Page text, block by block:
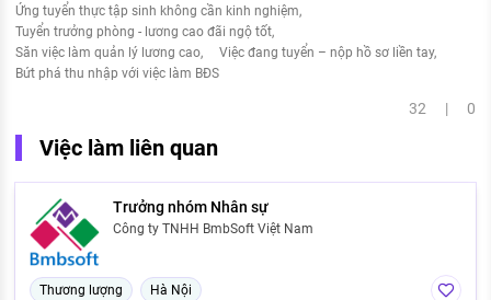
Ứng tuyển thực tập sinh không cần kinh nghiệm
Tuyển trưởng phòng - lương cao đãi ngộ tốt
Săn việc làm quản lý lương cao
Việc đang tuyển – nộp hồ sơ liền tay
Bứt phá thu nhập với việc làm BĐS
32 | 0
Việc làm liên quan
Trưởng nhóm Nhân sự
Công ty TNHH BmbSoft Việt Nam
Thương lượng Hà Nội